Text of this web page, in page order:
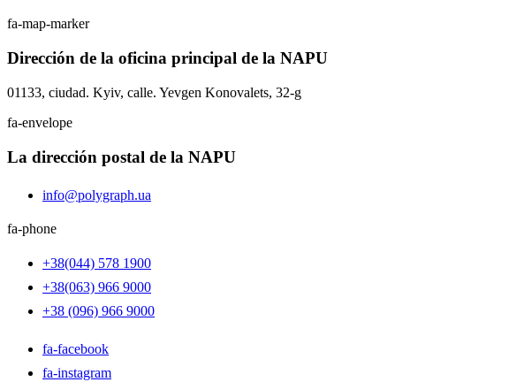
fa-map-marker
Dirección de la oficina principal de la NAPU
01133, ciudad. Kyiv, calle. Yevgen Konovalets, 32-g
fa-envelope
La dirección postal de la NAPU
info@polygraph.ua
fa-phone
+38(044) 578 1900
+38(063) 966 9000
+38 (096) 966 9000
fa-facebook
fa-instagram